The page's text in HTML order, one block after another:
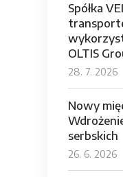
Spółka
OLTIS
28. 7. 2026
Nowy
serbskich
26. 6. 2026